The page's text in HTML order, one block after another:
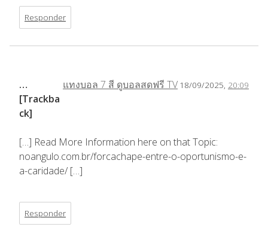
Responder
แทงบอล 7 สี ดูบอลสดฟรี TV 18/09/2025, 20:09
…
[Trackba
ck]
[…] Read More Information here on that Topic:
noangulo.com.br/forcachape-entre-o-oportunismo-e-
a-caridade/ […]
Responder